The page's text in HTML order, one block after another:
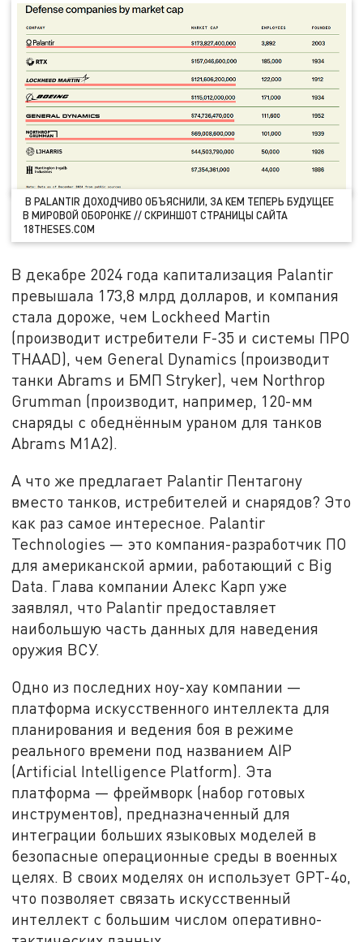
В PALANTIR ДОХОДЧИВО ОБЪЯСНИЛИ, ЗА КЕМ ТЕПЕРЬ БУДУЩЕЕ
В МИРОВОЙ ОБОРОНКЕ // СКРИНШОТ СТРАНИЦЫ САЙТА
18THESES.COM
В декабре 2024 года капитализация Palantir
превышала 173,8 млрд долларов, и компания
стала дороже, чем Lockheed Martin
(производит истребители F-35 и системы ПРО
THAAD), чем General Dynamics (производит
танки Abrams и БМП Stryker), чем Northrop
Grumman (производит, например, 120-мм
снаряды с обеднённым ураном для танков
Abrams M1A2).
А что же предлагает Palantir Пентагону
вместо танков, истребителей и снарядов? Это
как раз самое интересное. Palantir
Technologies — это компания-разработчик ПО
для американской армии, работающий с Big
Data. Глава компании Алекс Карп уже
заявлял, что Palantir предоставляет
наибольшую часть данных для наведения
оружия ВСУ.
Одно из последних ноу-хау компании —
платформа искусственного интеллекта для
планирования и ведения боя в режиме
реального времени под названием AIP
(Artificial Intelligence Platform). Эта
платформа — фреймворк (набор готовых
инструментов), предназначенный для
интеграции больших языковых моделей в
безопасные операционные среды в военных
целях. В своих моделях он использует GPT-4o,
что позволяет связать искусственный
интеллект с большим числом оперативно-